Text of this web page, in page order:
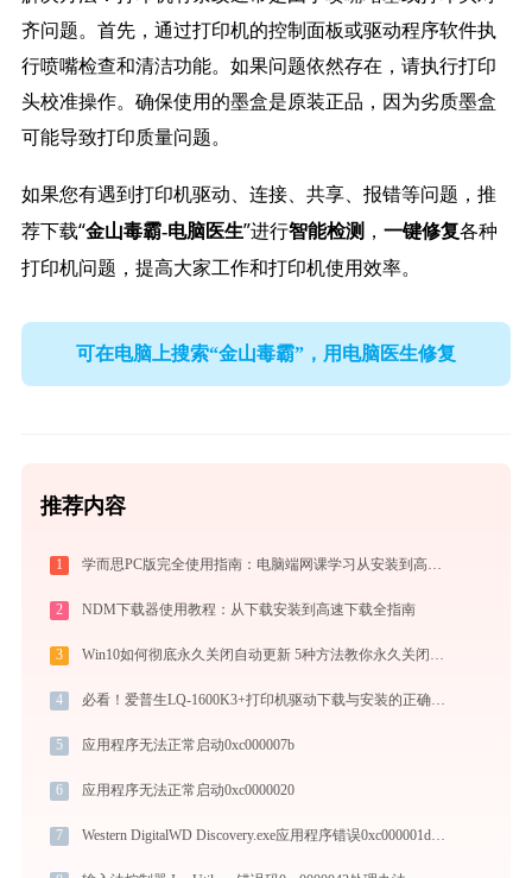
齐问题。首先，通过打印机的控制面板或驱动程序软件执
行喷嘴检查和清洁功能。如果问题依然存在，请执行打印
头校准操作。确保使用的墨盒是原装正品，因为劣质墨盒
可能导致打印质量问题。
如果您有遇到打印机驱动、连接、共享、报错等问题，推
荐下载“金山毒霸-电脑医生”进行智能检测， 一键修复各种
打印机问题，提高大家工作和打印机使用效率。
可在电脑上搜索“金山毒霸”，用电脑医生修复
推荐内容
1 学而思PC版完全使用指南：电脑端网课学习从安装到高效上课（2026最新）
2 NDM下载器使用教程：从下载安装到高速下载全指南
3 Win10如何彻底永久关闭自动更新 5种方法教你永久关闭win10自动更新
4 必看！爱普生LQ-1600K3+打印机驱动下载与安装的正确姿势
5 应用程序无法正常启动0xc000007b
6 应用程序无法正常启动0xc0000020
7 Western DigitalWD Discovery.exe应用程序错误0xc000001d解决方法